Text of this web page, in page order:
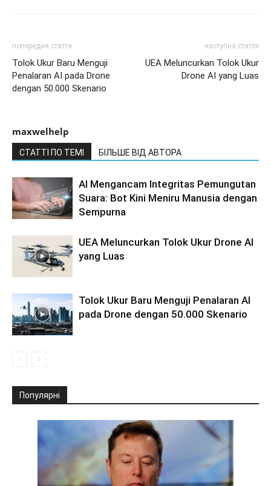
попередня стаття
Tolok Ukur Baru Menguji
Penalaran AI pada Drone
dengan 50.000 Skenario
наступна стаття
UEA Meluncurkan Tolok Ukur
Drone AI yang Luas
maxwelhelp
СТАТТІ ПО ТЕМІ БІЛЬШЕ ВІД АВТОРА
AI Mengancam Integritas Pemungutan
Suara: Bot Kini Meniru Manusia dengan
Sempurna
UEA Meluncurkan Tolok Ukur Drone AI
yang Luas
Tolok Ukur Baru Menguji Penalaran AI
pada Drone dengan 50.000 Skenario
Популярні